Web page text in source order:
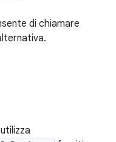
di chiamare
utilizza